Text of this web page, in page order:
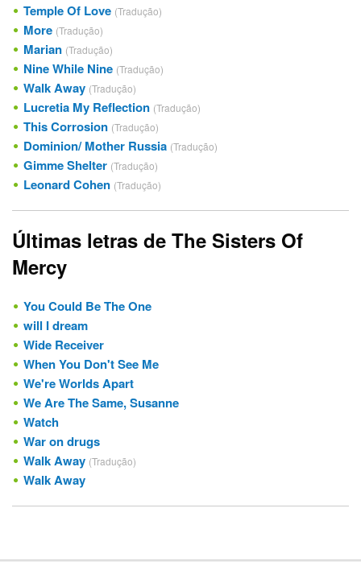
Temple Of Love (Tradução)
More (Tradução)
Marian (Tradução)
Nine While Nine (Tradução)
Walk Away (Tradução)
Lucretia My Reflection (Tradução)
This Corrosion (Tradução)
Dominion/ Mother Russia (Tradução)
Gimme Shelter (Tradução)
Leonard Cohen (Tradução)
Últimas letras de The Sisters Of
Mercy
You Could Be The One
will I dream
Wide Receiver
When You Don't See Me
We're Worlds Apart
We Are The Same, Susanne
Watch
War on drugs
Walk Away (Tradução)
Walk Away